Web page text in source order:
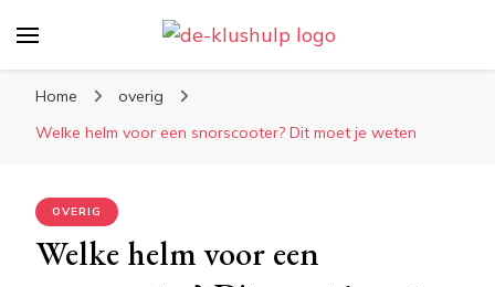
kluswijzer voor DIY’ers
informatie over klussen
Home
overig
Welke helm voor een snorscooter? Dit moet je weten
OVERIG
Welke helm voor een